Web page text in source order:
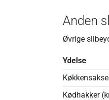
Anden
Øvrige
Ydelse
Køkkensakse
Kødhakker